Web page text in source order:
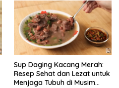
Sup Daging Kacang Merah:
Resep Sehat dan Lezat untuk
Menjaga Tubuh di Musim